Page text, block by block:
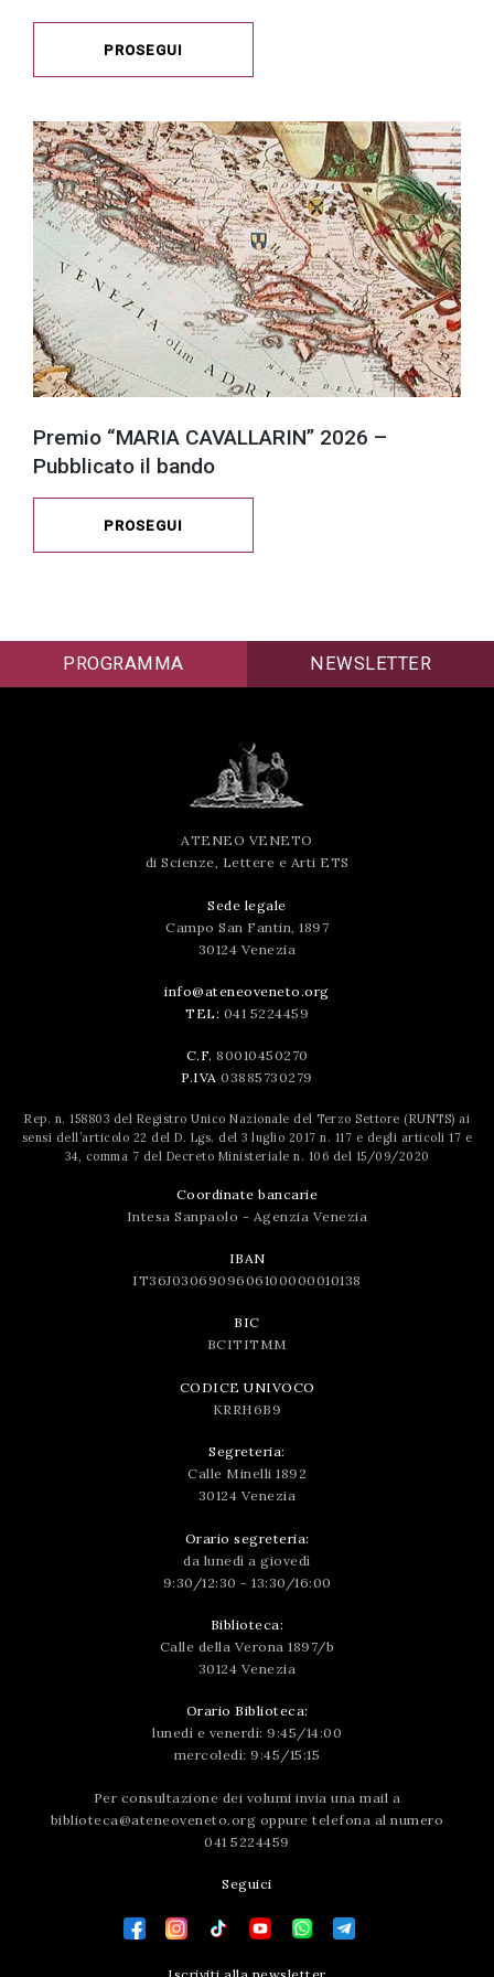
PROSEGUI
Premio “MARIA CAVALLARIN” 2026 –
Pubblicato il bando
PROSEGUI
PROGRAMMA NEWSLETTER
ATENEO VENETO
di Scienze, Lettere e Arti ETS
Sede legale
Campo San Fantin, 1897
30124 Venezia
info@ateneoveneto.org
TEL: 041 5224459
C.F. 80010450270
P.IVA 03885730279
Rep. n. 158803 del Registro Unico Nazionale del Terzo Settore (RUNTS) ai
sensi dell’articolo 22 del D. Lgs. del 3 luglio 2017 n. 117 e degli articoli 17 e
34, comma 7 del Decreto Ministeriale n. 106 del 15/09/2020
Coordinate bancarie
Intesa Sanpaolo - Agenzia Venezia
IBAN
IT36J0306909606100000010138
BIC
BCITITMM
CODICE UNIVOCO
KRRH6B9
Segreteria:
Calle Minelli 1892
30124 Venezia
Orario segreteria:
da lunedì a giovedì
9:30/12:30 - 13:30/16:00
Biblioteca:
Calle della Verona 1897/b
30124 Venezia
Orario Biblioteca:
lunedì e venerdì: 9:45/14:00
mercoledì: 9:45/15:15
Per consultazione dei volumi invia una mail a
biblioteca@ateneoveneto.org oppure telefona al numero
041 5224459
Seguici